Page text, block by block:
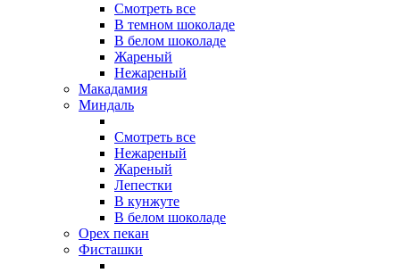
Смотреть все
В темном шоколаде
В белом шоколаде
Жареный
Нежареный
Макадамия
Миндаль
Смотреть все
Нежареный
Жареный
Лепестки
В кунжуте
В белом шоколаде
Орех пекан
Фисташки